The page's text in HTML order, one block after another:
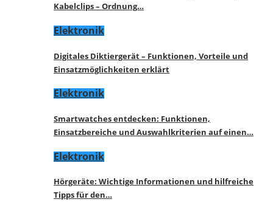
Kabelclips – Ordnung…
Elektronik
Digitales Diktiergerät – Funktionen, Vorteile und
Einsatzmöglichkeiten erklärt
Elektronik
Smartwatches entdecken: Funktionen,
Einsatzbereiche und Auswahlkriterien auf einen…
Elektronik
Hörgeräte: Wichtige Informationen und hilfreiche
Tipps für den…